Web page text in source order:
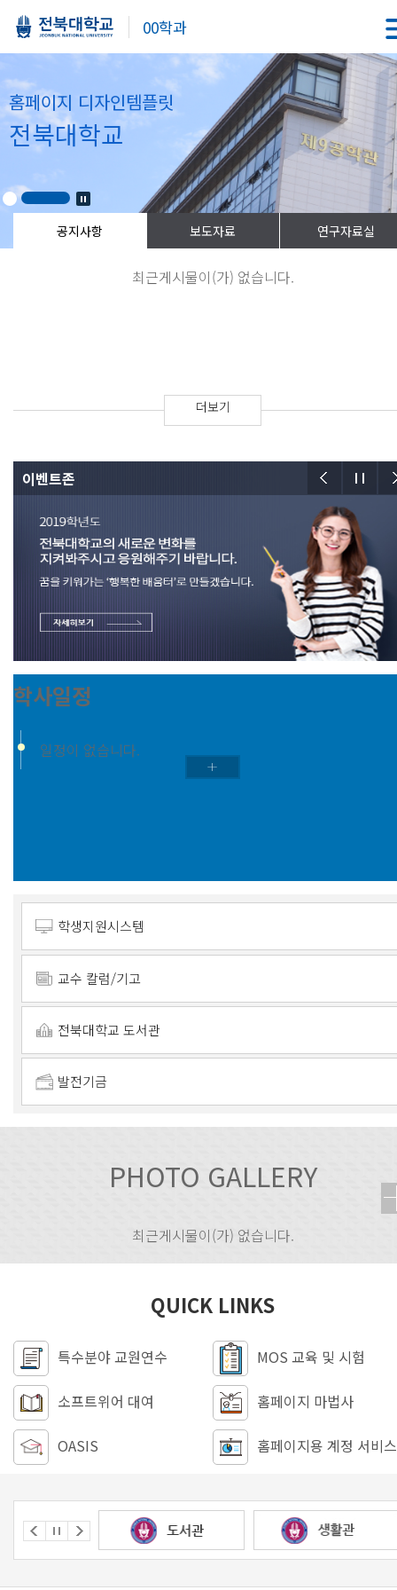
00학과
홈페이지 디자인템플릿
전북대학교
최근게시물이(가) 없습니다.
더보기
이벤트존
학사일정
일정이 없습니다.
학생지원시스템
교수 칼럼/기고
전북대학교 도서관
발전기금
PHOTO GALLERY
최근게시물이(가) 없습니다.
QUICK LINKS
특수분야 교원연수 MOS 교육 및 시험
소프트위어 대여 홈페이지 마법사
OASIS 홈페이지용 계정 서비스